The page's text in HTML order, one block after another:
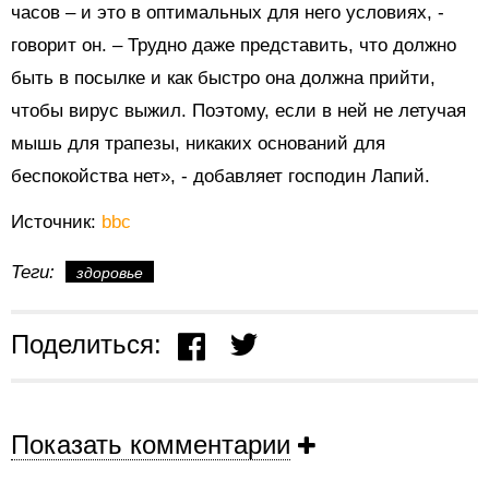
часов – и это в оптимальных для него условиях, -
говорит он. – Трудно даже представить, что должно
быть в посылке и как быстро она должна прийти,
чтобы вирус выжил. Поэтому, если в ней не летучая
мышь для трапезы, никаких оснований для
беспокойства нет», - добавляет господин Лапий.
Источник: bbc
Теги: здоровье
Поделиться:
Показать комментарии